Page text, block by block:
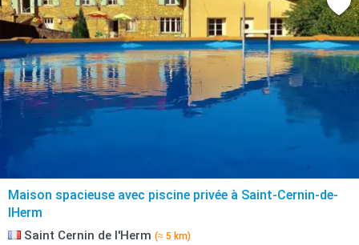
Maison spacieuse avec piscine privée à Saint-Cernin-de-
lHerm
Saint Cernin de l'Herm (≈ 5 km)